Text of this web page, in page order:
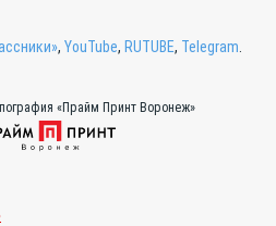
, YouTube, RUTUBE, Telegram
«Прайм Принт Воронеж»